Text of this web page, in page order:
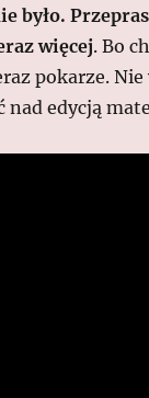
było.
więcej. Bo
pokarze. Nie
nad edycją